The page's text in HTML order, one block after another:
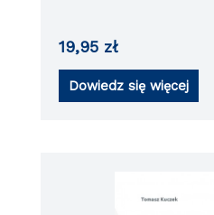
19,95 zł
Dowiedz się więcej